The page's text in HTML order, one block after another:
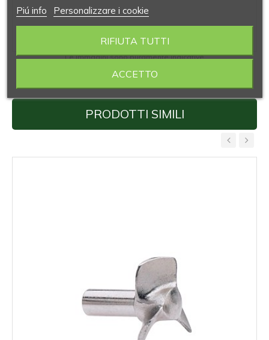
Le immagini sono puramente indicative
PRODOTTI SIMILI
‹ ›
Piú info Personalizzare i cookie
RIFIUTA TUTTI
ACCETTO